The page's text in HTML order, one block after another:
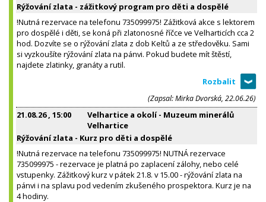
Rýžování zlata - zážitkový program pro děti a dospělé
!Nutná rezervace na telefonu 735099975! Zážitková akce s lektorem
pro dospělé i děti, se koná při zlatonosné říčce ve Velharticích cca 2
hod. Dozvíte se o rýžování zlata z dob Keltů a ze středověku. Sami
si vyzkoušíte rýžování zlata na pánvi. Pokud budete mít štěstí,
najdete zlatinky, granáty a rutil.
(Zapsal: Mirka Dvorská, 22.06.26)
21.08.26, 15:00
Velhartice a okolí - Muzeum minerálů
Velhartice
Rýžování zlata - Kurz pro děti a dospělé
!Nutná rezervace na telefonu 735099975! NUTNÁ rezervace
735099975 - rezervace je platná po zaplacení zálohy, nebo celé
vstupenky. Zážitkový kurz v pátek 21.8. v 15.00 - rýžování zlata na
pánvi i na splavu pod vedením zkušeného prospektora. Kurz je na
4 hodiny.